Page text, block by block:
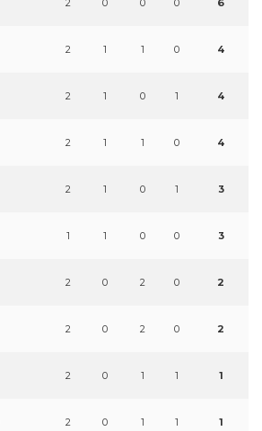
2 1 1 0 4
2 1 0 1 4
2 1 1 0 4
2 1 0 1 3
1 1 0 0 3
2 0 2 0 2
2 0 2 0 2
2 0 1 1 1
2 0 1 1 1